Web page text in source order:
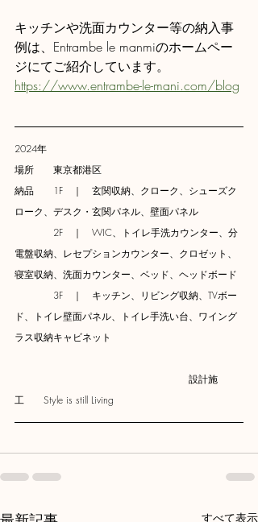
キッチンや洗面カウンター等の納入事
例は、Entrambe le manmiのホームペー
ジにてご紹介しています。
https://www.entrambe-le-mani.com/blog
2024年
場所　　東京都港区
納品　　1F　｜　玄関収納、クローク、シューズク
ローク、デスク・玄関パネル、壁面パネル
2F　｜　WIC、トイレ手洗カウンター、分
電盤収納、レセプションカウンター、クロゼット、
寝室収納、洗面カウンター、ベッド、ヘッドボード
3F　｜　キッチン、リビング収納、TVボー
ド、トイレ壁面パネル、トイレ手洗い台、ワイング
ラス収納キャビネット
設計施
工 Style is still Living
すべて表示